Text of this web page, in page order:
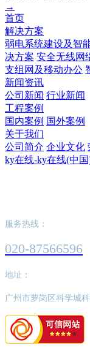
→
首页
解决方案
弱电系统建设及智
决方案 安全无线网
支组网及移动办公
新闻资讯
公司新闻 行业新闻
工程案例
国内案例 国外案例
关于我们
公司简介 企业文化
ky在线-ky在线(中国
服务热线：
020-87566596
地址：
广州市萝岗区科学城